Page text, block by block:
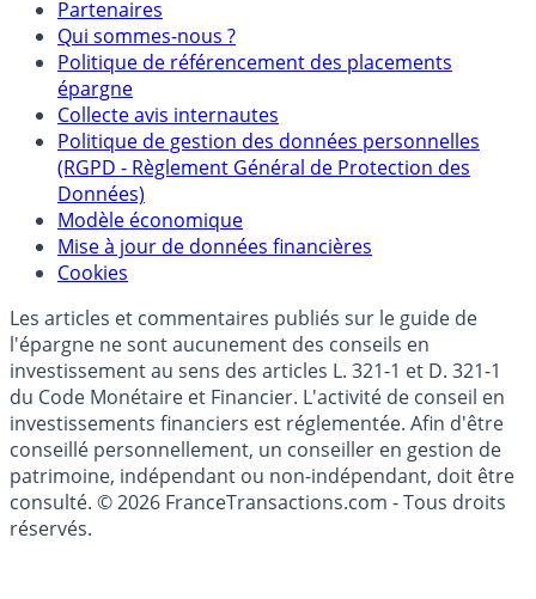
Mentions légales et Conditions d’utilisation
Partenaires
Qui sommes-nous ?
Politique de référencement des placements
épargne
Collecte avis internautes
Politique de gestion des données personnelles
(RGPD - Règlement Général de Protection des
Données)
Modèle économique
Cookies
Les articles et commentaires publiés sur le guide de
l'épargne ne sont aucunement des conseils en
investissement au sens des articles L. 321-1 et D. 321-1
du Code Monétaire et Financier. L'activité de conseil en
investissements financiers est réglementée. Afin d'être
conseillé personnellement, un conseiller en gestion de
patrimoine, indépendant ou non-indépendant, doit être